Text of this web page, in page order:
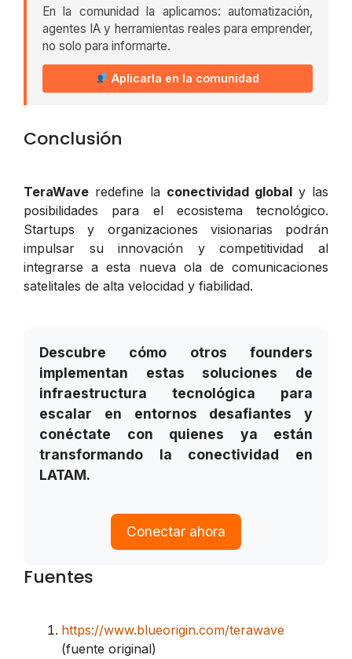
En la comunidad la aplicamos: automatización,
agentes IA y herramientas reales para emprender,
no solo para informarte.
Aplicarla en la comunidad
Conclusión
TeraWave redefine la conectividad global y las
posibilidades para el ecosistema tecnológico.
Startups y organizaciones visionarias podrán
impulsar su innovación y competitividad al
integrarse a esta nueva ola de comunicaciones
satelitales de alta velocidad y fiabilidad.
Descubre cómo otros founders
implementan estas soluciones de
infraestructura tecnológica para
escalar en entornos desafiantes y
conéctate con quienes ya están
transformando la conectividad en
LATAM.
Conectar ahora
Fuentes
https://www.blueorigin.com/terawave
(fuente original)